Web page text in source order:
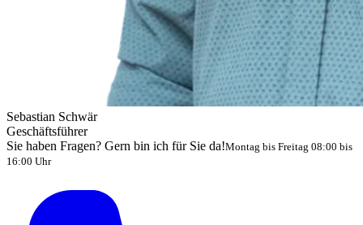
Sebastian Schwär
Geschäftsführer
Sie haben Fragen? Gern bin ich für Sie da!Montag bis Freitag 08:00 bis
16:00 Uhr